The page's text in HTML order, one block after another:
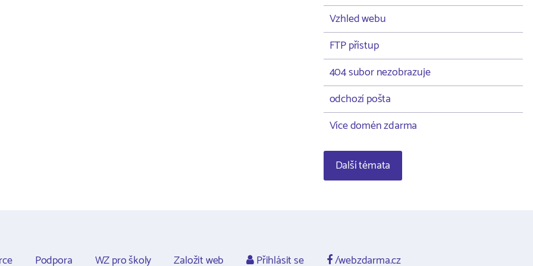
Vzhled webu
FTP přístup
404 subor nezobrazuje
odchozí pošta
Více domén zdarma
Další témata
Podpora WZ pro školy Založit web Přihlásit se /webzdarma.cz